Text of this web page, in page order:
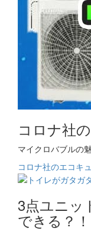
コロナ社
マイクロバブルの
コロナ社のエコキ
3点ユニッ
できる？！